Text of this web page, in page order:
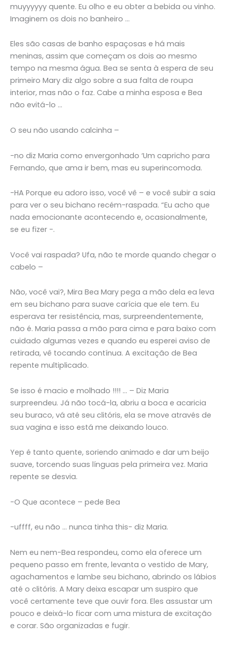
muyyyyyy quente. Eu olho e eu obter a bebida ou vinho.
Imaginem os dois no banheiro …
Eles são casas de banho espaçosas e há mais
meninas, assim que começam os dois ao mesmo
tempo na mesma água. Bea se senta à espera de seu
primeiro Mary diz algo sobre a sua falta de roupa
interior, mas não o faz. Cabe a minha esposa e Bea
não evitá-lo …
O seu não usando calcinha –
-no diz Maria como envergonhado ‘Um capricho para
Fernando, que ama ir bem, mas eu superincomoda.
-HA Porque eu adoro isso, você vê – e você subir a saia
para ver o seu bichano recém-raspada. “Eu acho que
nada emocionante acontecendo e, ocasionalmente,
se eu fizer -.
Você vai raspada? Ufa, não te morde quando chegar o
cabelo –
Não, você vai?, Mira Bea Mary pega a mão dela ea leva
em seu bichano para suave carícia que ele tem. Eu
esperava ter resistência, mas, surpreendentemente,
não é. Maria passa a mão para cima e para baixo com
cuidado algumas vezes e quando eu esperei aviso de
retirada, vê tocando contínua. A excitação de Bea
repente multiplicado.
Se isso é macio e molhado !!!! … – Diz Maria
surpreendeu. Já não tocá-la, abriu a boca e acaricia
seu buraco, vá até seu clitóris, ela se move através de
sua vagina e isso está me deixando louco.
Yep é tanto quente, soriendo animado e dar um beijo
suave, torcendo suas línguas pela primeira vez. Maria
repente se desvia.
-O Que acontece – pede Bea
-uffff, eu não … nunca tinha this- diz Maria.
Nem eu nem-Bea respondeu, como ela oferece um
pequeno passo em frente, levanta o vestido de Mary,
agachamentos e lambe seu bichano, abrindo os lábios
até o clitóris. A Mary deixa escapar um suspiro que
você certamente teve que ouvir fora. Eles assustar um
pouco e deixá-lo ficar com uma mistura de excitação
e corar. São organizadas e fugir.